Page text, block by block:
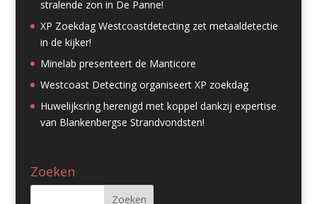
stralende zon in De Panne!
XP Zoekdag Westcoastdetecting zet metaaldetectie
in de kijker!
Minelab presenteert de Manticore
Westcoast Detecting organiseert XP zoekdag
Huwelijksring herenigd met koppel dankzij expertise
van Blankenbergse Strandvondsten!
Zoeken